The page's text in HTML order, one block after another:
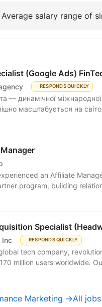
Average salary range of
(Google Ads)
RESPONDS QUICKLY
— динамічної
масштабується на
an Affiliate
program, building
Specialist
Inc RESPONDS QUICKLY
tech company,
million users worldwide.
Marketing →All